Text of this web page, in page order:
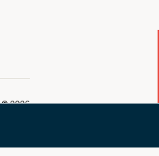
© 2026
bannière des cookies GDPR